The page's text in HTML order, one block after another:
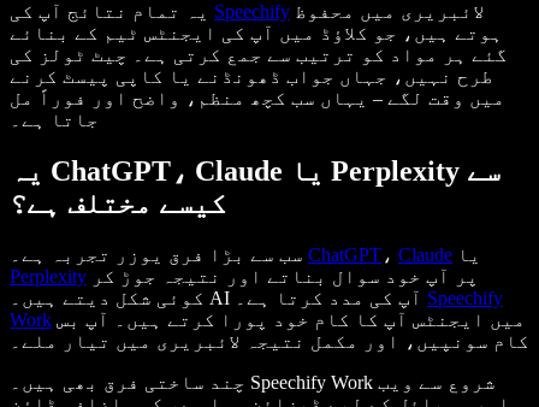
Speechify
ہوتے ہیں، جو کلاؤڈ میں آپ کی ایجنٹس ٹیم کے بنائے
گئے ہر مواد کو ترتیب سے جمع کرتی ہے۔ چیٹ ٹولز کی
طرح نہیں، جہاں جواب ڈھونڈنے یا کاپی پیسٹ کرنے
میں وقت لگے – یہاں سب کچھ منظم، واضح اور فوراً مل
جاتا ہے۔
یہ ChatGPT، Claude یا Perplexity سے
کیسے مختلف ہے؟
ChatGPT ، Claude یا
Perplexity
Speechify
Work
کام سونپیں، اور مکمل نتیجہ لائبریری میں تیار ملے۔
چند ساختی فرق بھی ہیں۔ Speechify Work شروع سے ویب